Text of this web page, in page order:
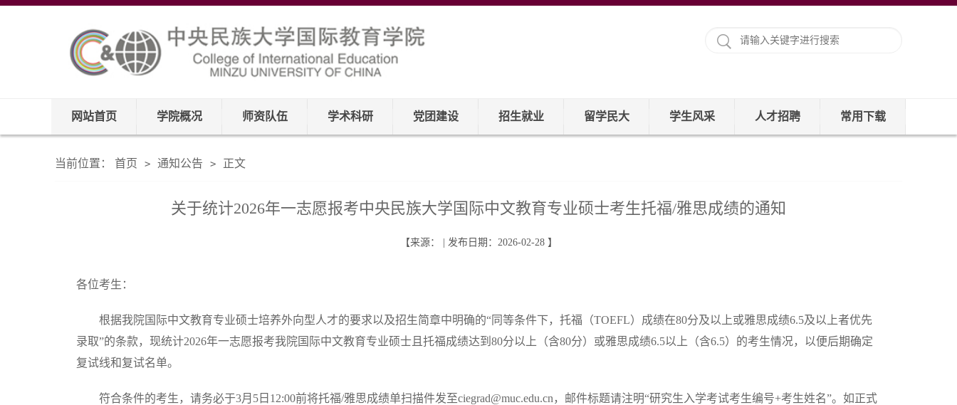
网站首页 学院概况 师资队伍 学术科研 党团建设 招生就业 留学民大 学生风采 人才招聘 常用下载
当前位置： 首页 > 通知公告 > 正文
关于统计2026年一志愿报考中央民族大学国际中文教育专业硕士考生托福/雅思成绩的通知
【来源： | 发布日期：2026-02-28 】
各位考生：
根据我院国际中文教育专业硕士培养外向型人才的要求以及招生简章中明确的“同等条件下，托福（TOEFL）成绩在80分及以上或雅思成绩6.5及以上者优先
录取”的条款，现统计2026年一志愿报考我院国际中文教育专业硕士且托福成绩达到80分以上（含80分）或雅思成绩6.5以上（含6.5）的考生情况，以便后期确定
复试线和复试名单。
符合条件的考生，请务必于3月5日12:00前将托福/雅思成绩单扫描件发至ciegrad@muc.edu.cn，邮件标题请注明“研究生入学考试考生编号+考生姓名”。如正式